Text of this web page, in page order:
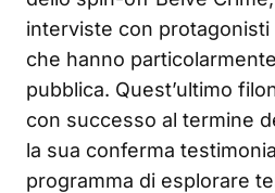
interviste con
che hanno
pubblica. Quest’ultimo
con successo al termine
la sua conferma
programma di esplorare